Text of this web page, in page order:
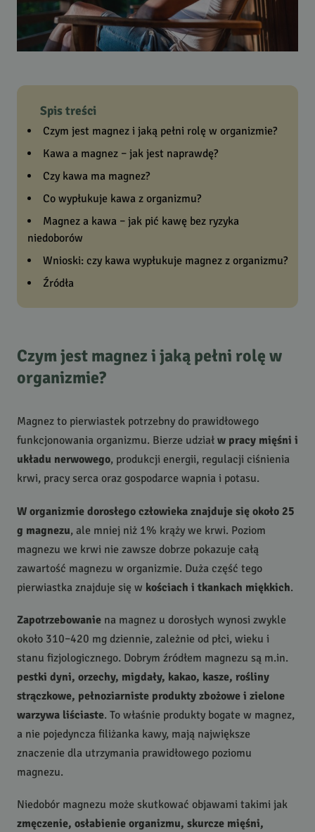
Spis treści
Czym jest magnez i jaką pełni rolę w organizmie?
Kawa a magnez – jak jest naprawdę?
Czy kawa ma magnez?
Co wypłukuje kawa z organizmu?
Magnez a kawa – jak pić kawę bez ryzyka
niedoborów
Wnioski: czy kawa wypłukuje magnez z organizmu?
Źródła
Czym jest magnez i jaką pełni rolę w
organizmie?
Magnez to pierwiastek potrzebny do prawidłowego
funkcjonowania organizmu. Bierze udział w pracy mięśni i
układu nerwowego, produkcji energii, regulacji ciśnienia
krwi, pracy serca oraz gospodarce wapnia i potasu.
W organizmie dorosłego człowieka znajduje się około 25
g magnezu, ale mniej niż 1% krąży we krwi. Poziom
magnezu we krwi nie zawsze dobrze pokazuje całą
zawartość magnezu w organizmie. Duża część tego
pierwiastka znajduje się w kościach i tkankach miękkich.
Zapotrzebowanie na magnez u dorosłych wynosi zwykle
około 310–420 mg dziennie, zależnie od płci, wieku i
stanu fizjologicznego. Dobrym źródłem magnezu są m.in.
pestki dyni, orzechy, migdały, kakao, kasze, rośliny
strączkowe, pełnoziarniste produkty zbożowe i zielone
warzywa liściaste. To właśnie produkty bogate w magnez,
a nie pojedyncza filiżanka kawy, mają największe
znaczenie dla utrzymania prawidłowego poziomu
magnezu.
Niedobór magnezu może skutkować objawami takimi jak
zmęczenie, osłabienie organizmu, skurcze mięśni,